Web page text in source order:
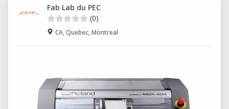
Fab Lab du PEC
(0)
CA, Quebec, Montreal